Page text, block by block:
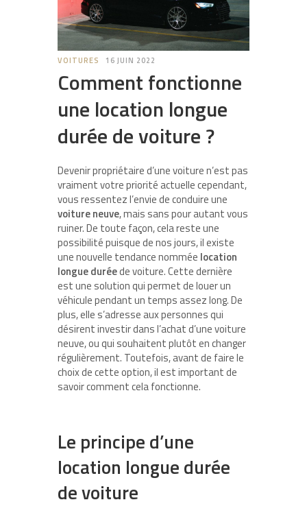
VOITURES 16 JUIN 2022
Comment fonctionne
une location longue
durée de voiture ?
Devenir propriétaire d’une voiture n’est pas
vraiment votre priorité actuelle cependant,
vous ressentez l’envie de conduire une
voiture neuve, mais sans pour autant vous
ruiner. De toute façon, cela reste une
possibilité puisque de nos jours, il existe
une nouvelle tendance nommée location
longue duréede voiture. Cette dernière
est une solution qui permet de louer un
véhicule pendant un temps assez long. De
plus, elle s’adresse aux personnes qui
désirent investir dans l’achat d’une voiture
neuve, ou qui souhaitent plutôt en changer
régulièrement. Toutefois, avant de faire le
choix de cette option, il est important de
savoir comment cela fonctionne.
Le principe d’une
location longue durée
de voiture